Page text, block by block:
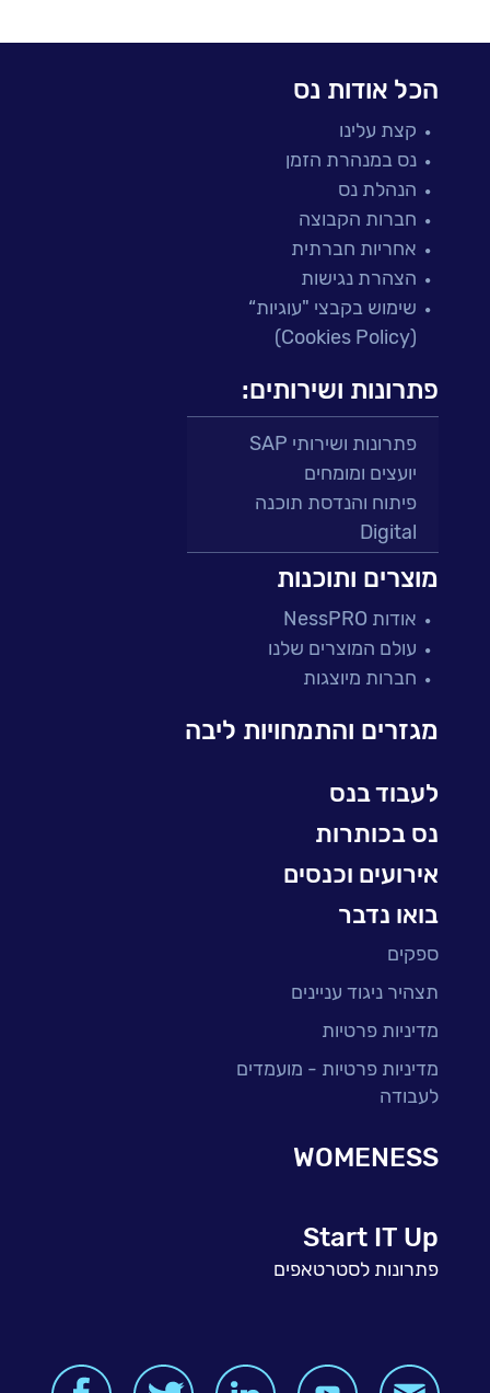
הכל אודות נס
קצת עלינו
נס במנהרת הזמן
הנהלת נס
חברות הקבוצה
אחריות חברתית
הצהרת נגישות
שימוש בקבצי "עוגיות“
(Cookies Policy)
פתרונות ושירותים:
פתרונות ושירותי SAP
יועצים ומומחים
פיתוח והנדסת תוכנה
Digital
פתרונות למגזר הפיננסי
מיקור חוץ ושירותים מנוהלים
בדיקות והבטחת איכות
עולמות הענן
עולמות הסייבר
BI, Analytics & Big-Data
מוצרים ותוכנות
אודות NessPRO
עולם המוצרים שלנו
חברות מיוצגות
מגזרים והתמחויות ליבה
לעבוד בנס
נס בכותרות
אירועים וכנסים
בואו נדבר
ספקים
תצהיר ניגוד עניינים
מדיניות פרטיות
מדיניות פרטיות - מועמדים
לעבודה
WOMENESS
Start IT Up
פתרונות לסטרטאפים